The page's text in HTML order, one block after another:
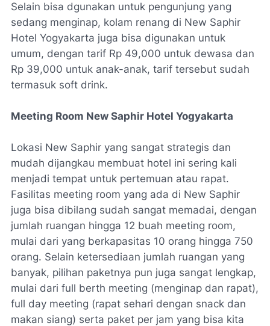
Selain bisa dgunakan untuk pengunjung yang
sedang menginap, kolam renang di New Saphir
Hotel Yogyakarta juga bisa digunakan untuk
umum, dengan tarif Rp 49,000 untuk dewasa dan
Rp 39,000 untuk anak-anak, tarif tersebut sudah
termasuk soft drink.
Meeting Room New Saphir Hotel Yogyakarta
Lokasi New Saphir yang sangat strategis dan
mudah dijangkau membuat hotel ini sering kali
menjadi tempat untuk pertemuan atau rapat.
Fasilitas meeting room yang ada di New Saphir
juga bisa dibilang sudah sangat memadai, dengan
jumlah ruangan hingga 12 buah meeting room,
mulai dari yang berkapasitas 10 orang hingga 750
orang. Selain ketersediaan jumlah ruangan yang
banyak, pilihan paketnya pun juga sangat lengkap,
mulai dari full berth meeting (menginap dan rapat),
full day meeting (rapat sehari dengan snack dan
makan siang) serta paket per jam yang bisa kita